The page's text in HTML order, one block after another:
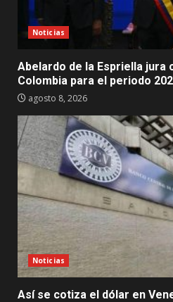
Noticias
Abelardo de la Espriella jura
Colombia para el periodo
agosto 8, 2026
Noticias
Así se cotiza el dólar en